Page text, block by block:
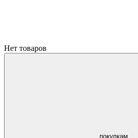
Нет товаров
покупкам